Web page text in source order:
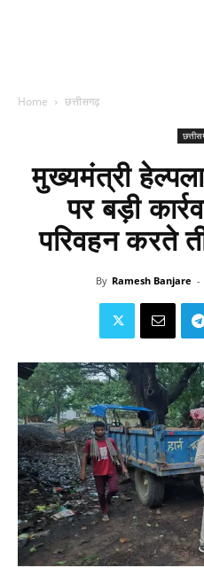
Home छत्तीसगढ़
मुख्यमंत्री
पर बड़ी
परिवहन करते
By Ramesh Banjare -